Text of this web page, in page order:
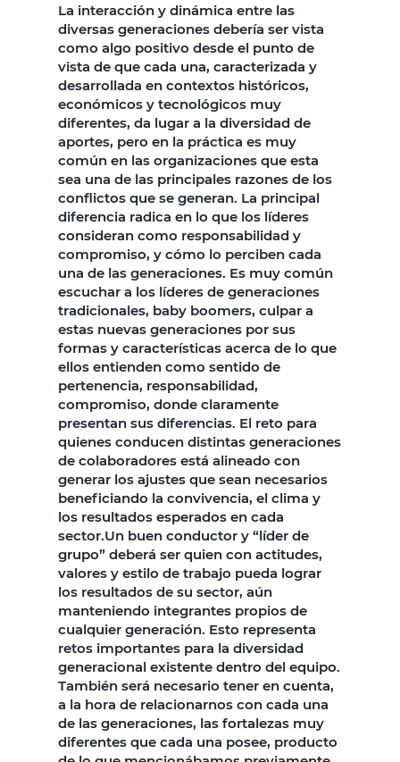
La interacción y dinámica entre las
diversas generaciones debería ser vista
como algo positivo desde el punto de
vista de que cada una, caracterizada y
desarrollada en contextos históricos,
económicos y tecnológicos muy
diferentes, da lugar a la diversidad de
aportes, pero en la práctica es muy
común en las organizaciones que esta
sea una de las principales razones de los
conflictos que se generan. La principal
diferencia radica en lo que los líderes
consideran como responsabilidad y
compromiso, y cómo lo perciben cada
una de las generaciones. Es muy común
escuchar a los líderes de generaciones
tradicionales, baby boomers, culpar a
estas nuevas generaciones por sus
formas y características acerca de lo que
ellos entienden como sentido de
pertenencia, responsabilidad,
compromiso, donde claramente
presentan sus diferencias. El reto para
quienes conducen distintas generaciones
de colaboradores está alineado con
generar los ajustes que sean necesarios
beneficiando la convivencia, el clima y
los resultados esperados en cada
sector.Un buen conductor y “líder de
grupo” deberá ser quien con actitudes,
valores y estilo de trabajo pueda lograr
los resultados de su sector, aún
manteniendo integrantes propios de
cualquier generación. Esto representa
retos importantes para la diversidad
generacional existente dentro del equipo.
También será necesario tener en cuenta,
a la hora de relacionarnos con cada una
de las generaciones, las fortalezas muy
diferentes que cada una posee, producto